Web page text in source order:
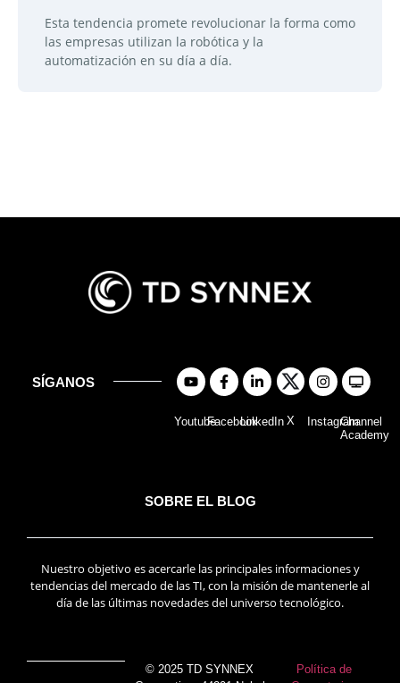
Esta tendencia promete revolucionar la forma como
las empresas utilizan la robótica y la
automatización en su día a día.
SÍGANOS
YoutubeFacebookLinkedIn X InstagramChannel
Academy
SOBRE EL BLOG
Nuestro objetivo es acercarle las principales informaciones y
tendencias del mercado de las TI, con la misión de mantenerle al
día de las últimas novedades del universo tecnológico.
© 2025 TD SYNNEX
Política de